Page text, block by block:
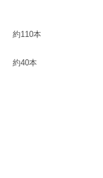
約110本
約40本